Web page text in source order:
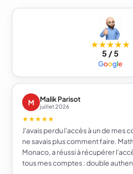
★★★★★
5 / 5
Google
M Malik Parisot
juillet 2026
★★★★★
J'avais perdu l'accès à un de mes
ne savais plus comment faire.
Monaco, a réussi à récupérer
tous mes comptes : double